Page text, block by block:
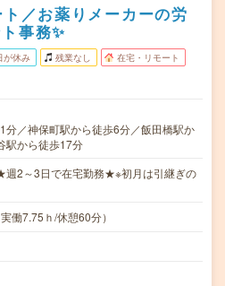
／お薬りメーカーの労
事務✨
が休み 残業なし 在宅・リモート
分／神保町駅から徒歩6分／飯田橋駅か
駅から徒歩17分
2～3日で在宅勤務★※初月は引継ぎの
働7.75ｈ/休憩60分）